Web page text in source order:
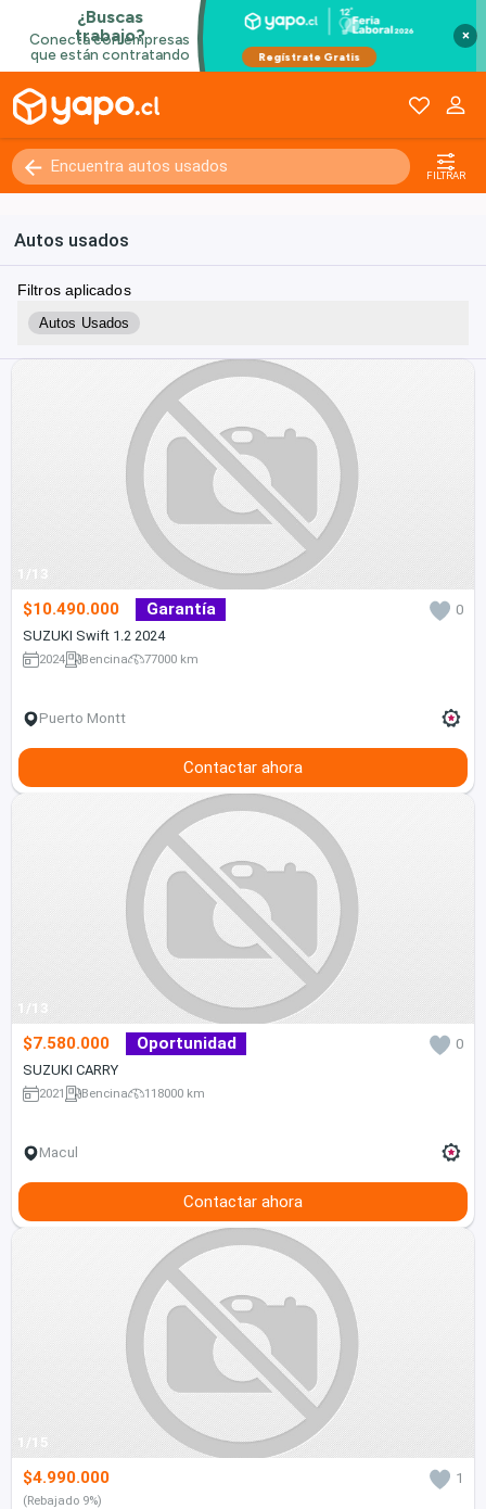
×
FILTRAR
Autos usados
Filtros aplicados
Autos Usados
1/13
$10.490.000 Garantía
0
SUZUKI Swift 1.2 2024
2024 Bencina 77000 km
Puerto Montt
Contactar ahora
1/13
$7.580.000 Oportunidad
0
SUZUKI CARRY
2021 Bencina 118000 km
Macul
Contactar ahora
1/15
$4.990.000 1
(Rebajado 9%)